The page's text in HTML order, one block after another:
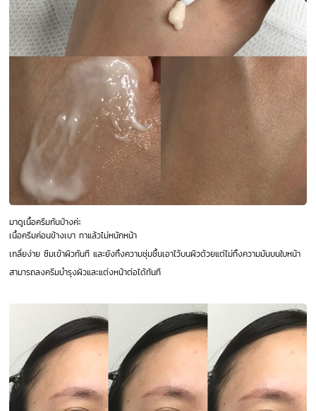
มาดูเนื้อครีมกันบ้างค่ะ
เนื้อครีมค่อนข้างเบา ทาแล้วไม่หนักหน้า
เกลี่ยง่าย ซึมเข้าผิวทันที และยังทิ้งความชุ่มชื้นเอาไว้บนผิวด้วยแต่ไม่ทิ้งความมันบนใบหน้า
สามารถลงครีมบำรุงผิวและแต่งหน้าต่อได้ทันที